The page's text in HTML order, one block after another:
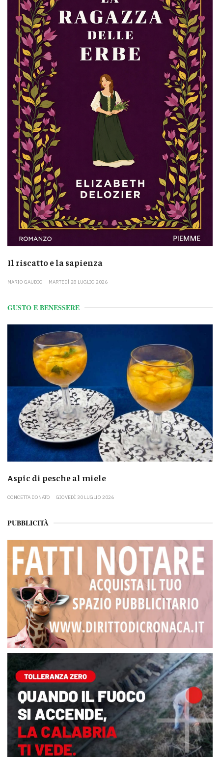
Il riscatto e la sapienza
MARIO GAUDIO MARTEDÌ 28 LUGLIO 2026
GUSTO E BENESSERE
Aspic di pesche al miele
CONCETTA DONATO GIOVEDÌ 30 LUGLIO 2026
PUBBLICITÀ